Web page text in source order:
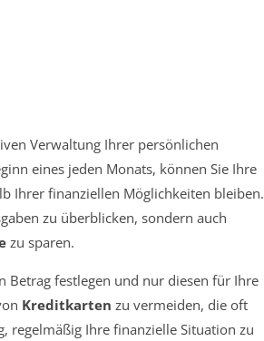
Verwaltung Ihrer persönlichen
eines jeden Monats, können Sie Ihre
Ihrer finanziellen Möglichkeiten bleiben.
zu überblicken, sondern auch
zu sparen.
Betrag festlegen und nur diesen für Ihre
Kreditkarten zu vermeiden, die oft
regelmäßig Ihre finanzielle Situation zu